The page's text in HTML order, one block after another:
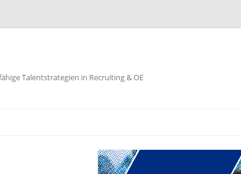
Talentstrategien in Recruiting & OE